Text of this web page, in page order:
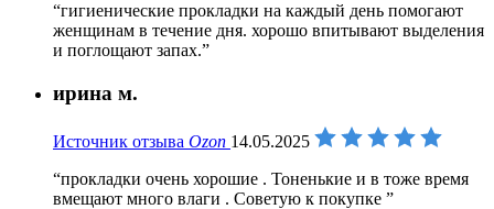
гигиенические прокладки на каждый день помогают
женщинам в течение дня. хорошо впитывают выделения
и поглощают запах.
ирина м.
Источник отзыва Ozon 14.05.2025
прокладки очень хорошие . Тоненькие и в тоже время
вмещают много влаги . Советую к покупке